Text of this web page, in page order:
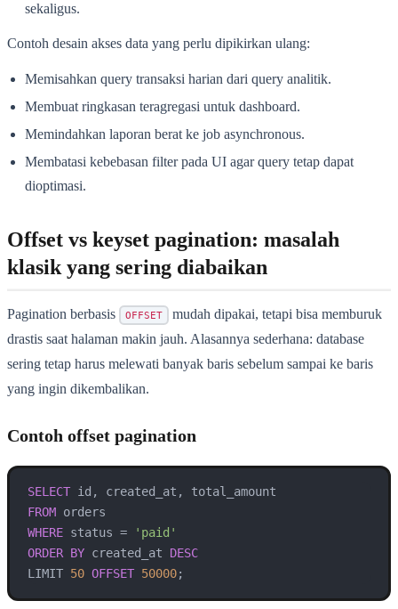
sekaligus.
Contoh desain akses data yang perlu dipikirkan ulang:
Memisahkan query transaksi harian dari query analitik.
Membuat ringkasan teragregasi untuk dashboard.
Memindahkan laporan berat ke job asynchronous.
Membatasi kebebasan filter pada UI agar query tetap dapat
dioptimasi.
Offset vs keyset pagination: masalah
klasik yang sering diabaikan
Pagination berbasis OFFSET
mudah dipakai, tetapi bisa memburuk
drastis saat halaman makin jauh. Alasannya sederhana: database
sering tetap harus melewati banyak baris sebelum sampai ke baris
yang ingin dikembalikan.
Contoh offset pagination
SELECT
FROM
WHERE status =
'paid'
ORDER BY created_at DESC
LIMIT 50 OFFSET 50000;